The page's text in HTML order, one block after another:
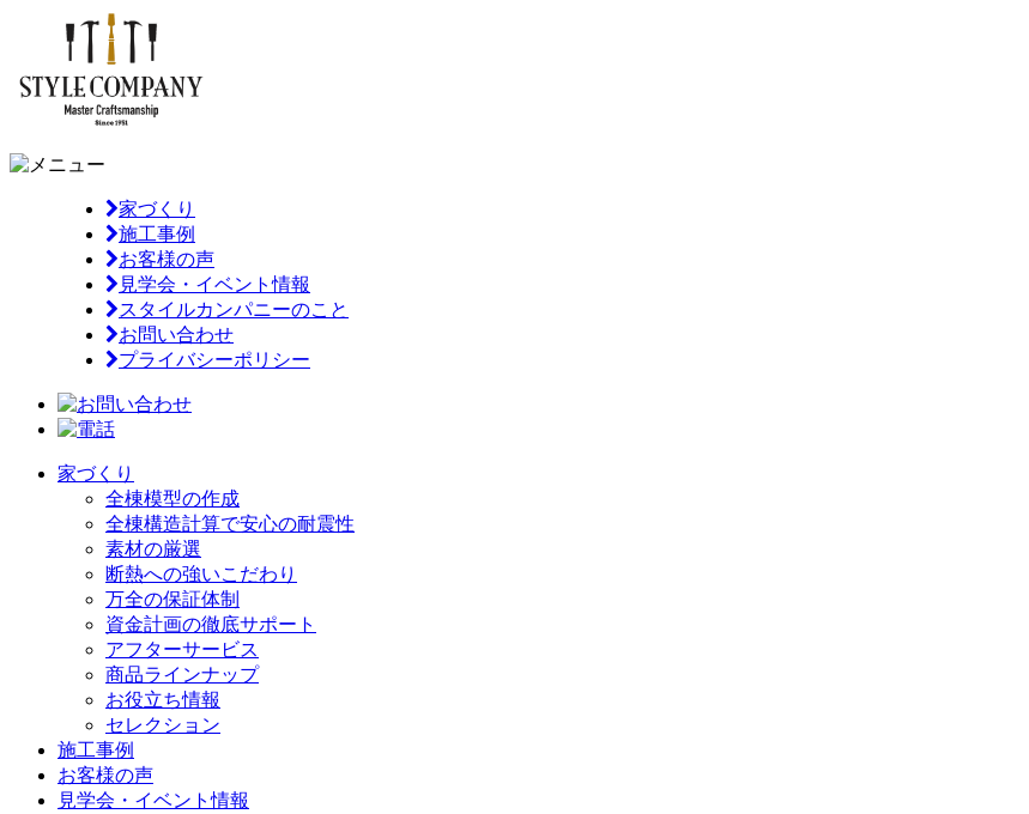
家づくり
施工事例
お客様の声
見学会・イベント情報
スタイルカンパニーのこと
お問い合わせ
プライバシーポリシー
家づくり
全棟模型の作成
全棟構造計算で安心の耐震性
素材の厳選
断熱への強いこだわり
万全の保証体制
資金計画の徹底サポート
アフターサービス
商品ラインナップ
お役立ち情報
セレクション
施工事例
お客様の声
見学会・イベント情報